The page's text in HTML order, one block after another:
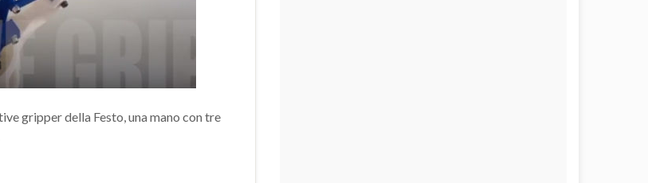
gripper della Festo, una mano con tre